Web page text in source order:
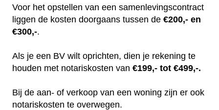
Voor het opstellen van een samenlevingscontract
liggen de kosten doorgaans tussen de €200,- en
€300,-.
Als je een BV wilt oprichten, dien je rekening te
houden met notariskosten van €199,- tot €499,-.
Bij de aan- of verkoop van een woning zijn er ook
notariskosten te overwegen.